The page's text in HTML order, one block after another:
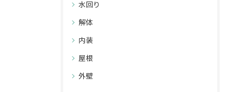
水回り
解体
内装
屋根
外壁